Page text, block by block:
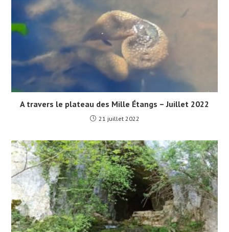
A travers le plateau des Mille Étangs – Juillet 2022
21 juillet 2022